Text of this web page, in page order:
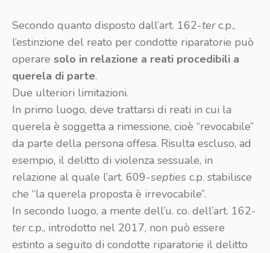
Secondo quanto disposto dall’art. 162-terc.p.,
l’estinzione del reato per condotte riparatorie può
operare solo in relazione a reati procedibili a
querela di parte.
Due ulteriori limitazioni.
In primo luogo, deve trattarsi di reati in cui la
querela è soggetta a rimessione, cioè “revocabile”
da parte della persona offesa. Risulta escluso, ad
esempio, il delitto di violenza sessuale, in
relazione al quale l’art. 609-septies c.p. stabilisce
che “la querela proposta è irrevocabile”.
In secondo luogo, a mente dell’u. co. dell’art. 162-
terc.p., introdotto nel 2017, non può essere
estinto a seguito di condotte riparatorie il delitto